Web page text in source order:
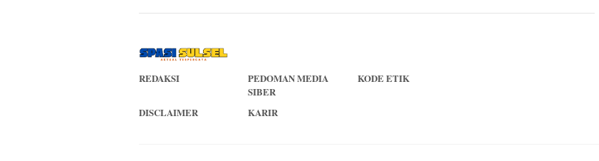
REDAKSI
PEDOMAN MEDIA
SIBER
KODE ETIK
DISCLAIMER KARIR